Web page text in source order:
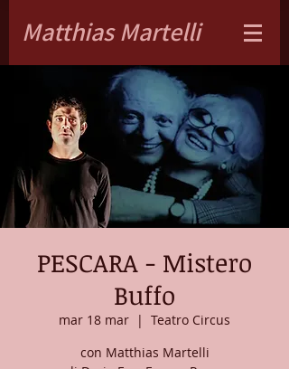
Matthias Martelli
PESCARA - Mistero
Buffo
mar 18 mar
  |
Teatro Circus
con Matthias Martelli